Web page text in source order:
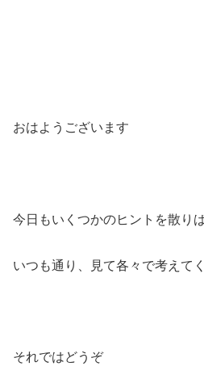
おはようございます
今日もいくつかのヒントを散り
いつも通り、見て各々で考えて
それではどうぞ